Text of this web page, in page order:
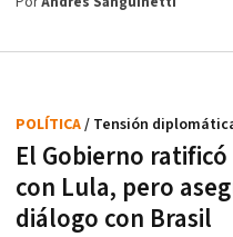
El Gobierno
con Lula, pero
diálogo con Brasil
POLÍTICA/ Tensión